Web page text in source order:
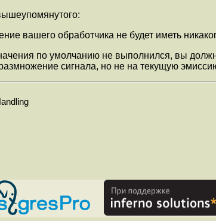
вашего обработчика не будет иметь
по умолчанию не выполнился, вы
сигнала, но не на текущую